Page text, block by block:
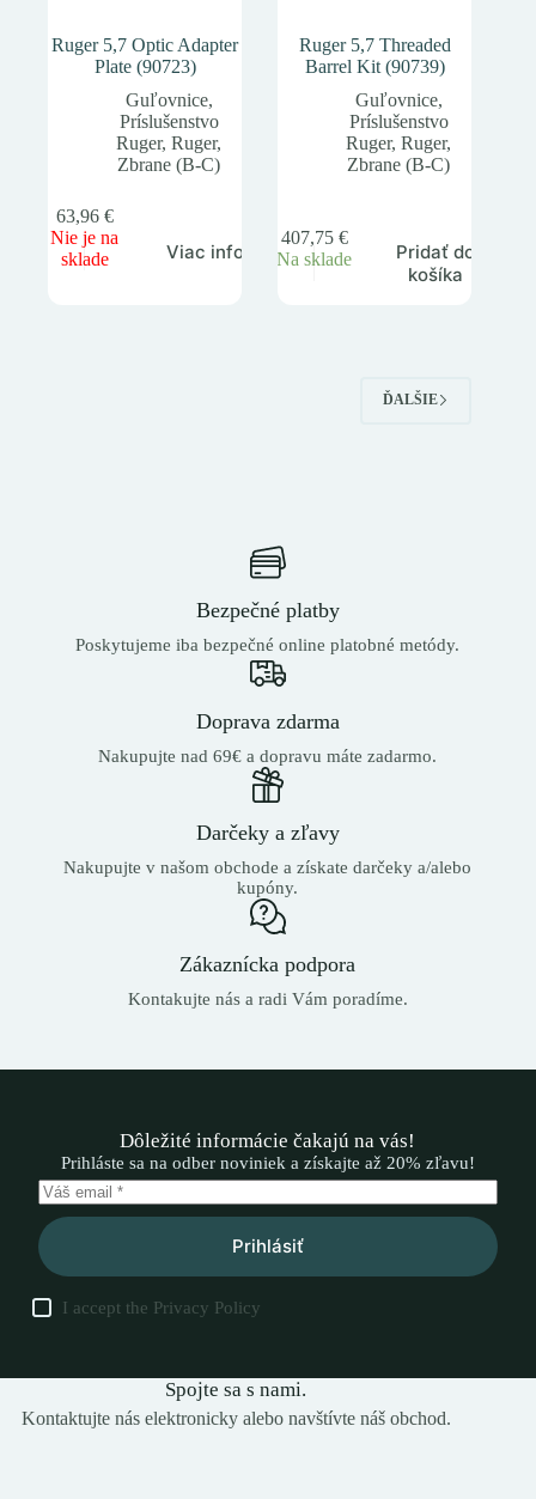
Ruger 5,7 Optic Adapter
Plate (90723)
Guľovnice,
Príslušenstvo
Ruger,Ruger,
Zbrane (B-C)
63,96 €
Nie je na
sklade
Viac info
Ruger 5,7 Threaded
Barrel Kit (90739)
Guľovnice,
Príslušenstvo
Ruger,Ruger,
Zbrane (B-C)
407,75 €
Na sklade
Pridať do
košíka
ĎALŠIE
Bezpečné platby
Poskytujeme iba bezpečné online platobné metódy.
Doprava zdarma
Nakupujte nad 69€ a dopravu máte zadarmo.
Darčeky a zľavy
Nakupujte v našom obchode a získate darčeky a/alebo
kupóny.
Zákaznícka podpora
Kontakujte nás a radi Vám poradíme.
Dôležité informácie čakajú na vás!
Prihláste sa na odber noviniek a získajte až 20% zľavu!
Prihlásiť
I accept the Privacy Policy
Spojte sa s nami.
Kontaktujte nás elektronicky alebo navštívte náš obchod.